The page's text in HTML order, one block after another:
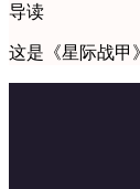
导读
这是《星际战甲